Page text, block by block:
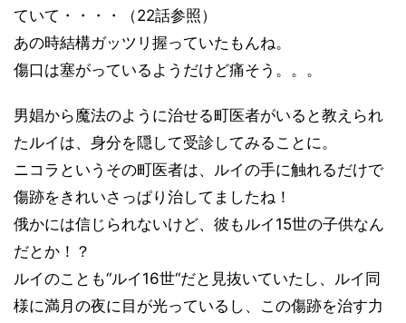
ていて・・・・（22話参照）
あの時結構ガッツリ握っていたもんね。
傷口は塞がっているようだけど痛そう。。。
男娼から魔法のように治せる町医者がいると教えられ
たルイは、身分を隠して受診してみることに。
ニコラというその町医者は、ルイの手に触れるだけで
傷跡をきれいさっぱり治してましたね！
俄かには信じられないけど、彼もルイ15世の子供なん
だとか！？
ルイのことも“ルイ16世“だと見抜いていたし、ルイ同
様に満月の夜に目が光っているし、この傷跡を治す力